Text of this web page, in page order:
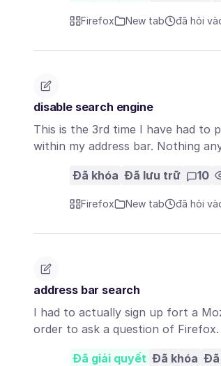
Firefox New tab đã hỏi
disable search engine
This is the 3rd time I have had to
within my address bar. Nothing
Đã khóa Đã lưu trữ 10
Firefox New tab đã hỏi
address bar search
I had to actually sign up fort a
order to ask a question of
Đã giải quyết Đã khóa